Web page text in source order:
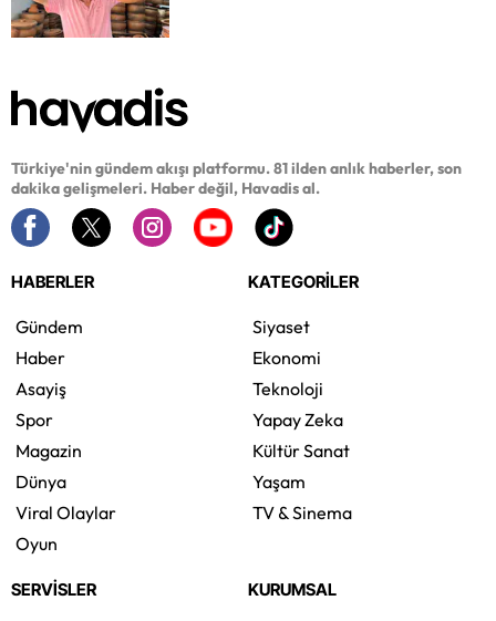
Türkiye'nin gündem akışı platformu. 81 ilden anlık haberler, son
dakika gelişmeleri. Haber değil, Havadis al.
HABERLER
Gündem
Haber
Asayiş
Spor
Magazin
Dünya
Viral Olaylar
Oyun
KATEGORİLER
Siyaset
Ekonomi
Teknoloji
Yapay Zeka
Kültür Sanat
Yaşam
TV & Sinema
SERVİSLER KURUMSAL